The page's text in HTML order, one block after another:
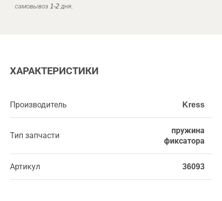
самовывоз 1-2 дня.
ХАРАКТЕРИСТИКИ
Производитель Kress
Тип запчасти
пружина
фиксатора
Артикул 36093